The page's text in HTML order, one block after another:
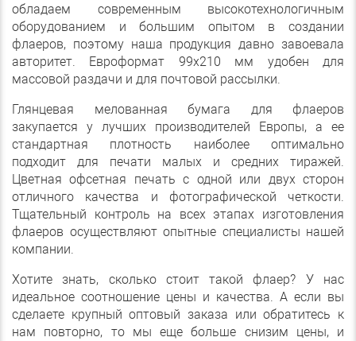
обладаем современным высокотехнологичным
оборудованием и большим опытом в создании
флаеров, поэтому наша продукция давно завоевала
авторитет. Евроформат 99х210 мм удобен для
массовой раздачи и для почтовой рассылки.
Глянцевая мелованная бумага для флаеров
закупается у лучших производителей Европы, а ее
стандартная плотность наиболее оптимально
подходит для печати малых и средних тиражей.
Цветная офсетная печать с одной или двух сторон
отличного качества и фотографической четкости.
Тщательный контроль на всех этапах изготовления
флаеров осуществляют опытные специалисты нашей
компании.
Хотите знать, сколько стоит такой флаер? У нас
идеальное соотношение цены и качества. А если вы
сделаете крупный оптовый заказа или обратитесь к
нам повторно, то мы еще больше снизим цены, и